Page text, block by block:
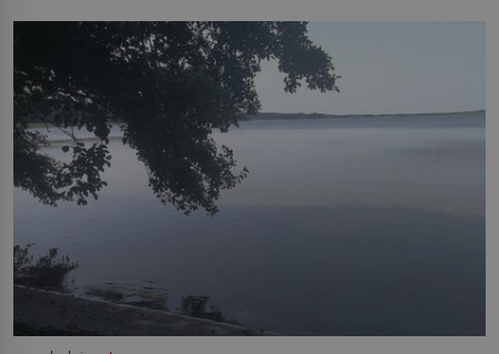
Boskovice na okraji Drahanské vrchoviny vznikla někdy
ve13. století, a už v roce 1313 kronikáři zaznamenali